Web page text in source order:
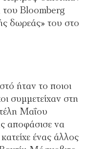
του Bloomberg
δωρεάς» του στο
ήταν το ποιοι
συµµετείχαν στη
Μαΐου
αποφάσισε να
ένας άλλος